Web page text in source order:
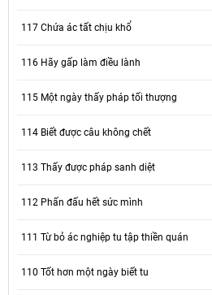
117 Chứa ác tất chịu khổ
116 Hãy gấp làm điều lành
115 Một ngày thấy pháp tối thượng
114 Biết được câu không chết
113 Thấy được pháp sanh diệt
112 Phấn đấu hết sức mình
111 Từ bỏ ác nghiệp tu tập thiền quán
110 Tốt hơn một ngày biết tu